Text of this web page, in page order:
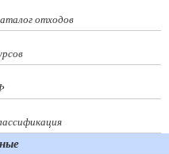
отходов